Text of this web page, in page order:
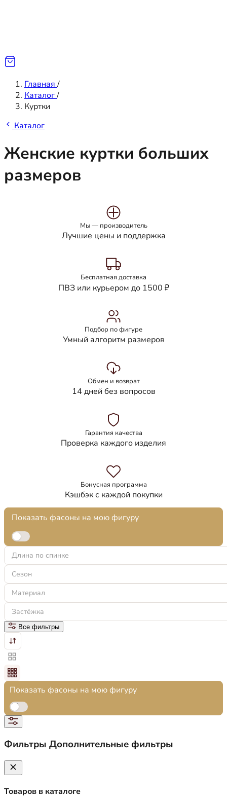
Главная /
Каталог/
Куртки
Каталог
Женские куртки больших
размеров
Мы — производитель
Лучшие цены и поддержка
Бесплатная доставка
ПВЗ или курьером до 1500 ₽
Подбор по фигуре
Умный алгоритм размеров
Обмен и возврат
14 дней без вопросов
Гарантия качества
Проверка каждого изделия
Бонусная программа
Кэшбэк с каждой покупки
Показать фасоны на мою фигуру
Длина по спинке
Сезон
Материал
Застёжка
Все фильтры
Показать фасоны на мою фигуру
Фильтры Дополнительные фильтры
Товаров в каталоге